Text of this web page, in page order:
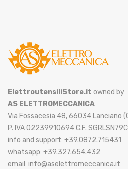
ElettroutensiliStore.it owned by
AS ELETTROMECCANICA
Via Fossacesia 48, 66034 Lanciano
P. IVA 02239910694 C.F.
info and support: +39.0872.715431
whatsapp: +39.327.654.432
email: info@aselettromeccanica.it